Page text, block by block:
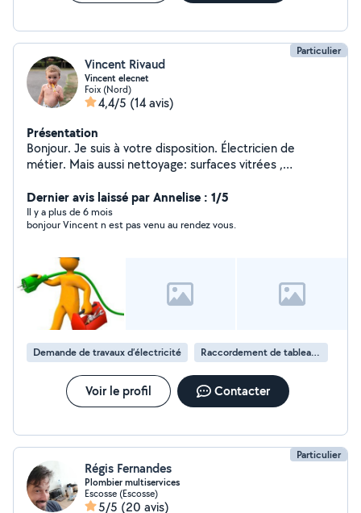
Particulier
Vincent Rivaud
Vincent elecnet
Foix (Nord)
4,4/5 (14 avis)
Présentation
Bonjour. Je suis à votre disposition. Électricien de
métier. Mais aussi nettoyage: surfaces vitrées ,
gratuit Service a la personne espace vert. 50% remise
ou crédit d'impôt.
Dernier avis laissé par Annelise : 1/5
Il y a plus de 6 mois
bonjour Vincent n est pas venu au rendez vous.
Demande de travaux d’électricité Raccordement de tableau électrique
Voir le profil Contacter
Particulier
Régis Fernandes
Plombier multiservices
Escosse (Escosse)
5/5 (20 avis)